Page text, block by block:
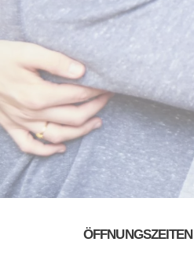
ÖFFNUNGSZEITEN